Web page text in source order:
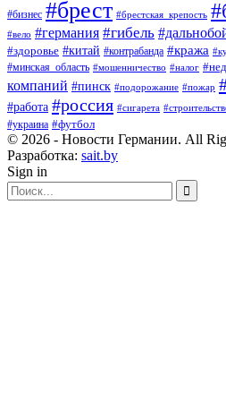
#бизнес #брест #брестская_крепость
#вело #германия #гибель
#здоровье #китай #контрабанда #кража
#минская_область #мошенничество #налог
компаний #пинск #подорожание #пожар
#работа #россия #сигарета
#украина #футбол
© 2026 - Новости Германии. All
Разработка: sait.by
Sign in